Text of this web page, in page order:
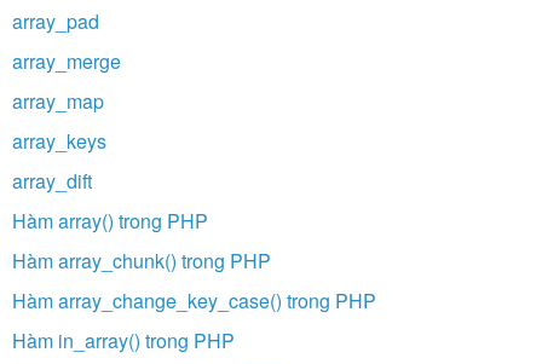
array_pad
array_merge
array_map
array_keys
array_dift
Hàm array() trong PHP
Hàm array_chunk() trong PHP
Hàm array_change_key_case() trong PHP
Hàm in_array() trong PHP